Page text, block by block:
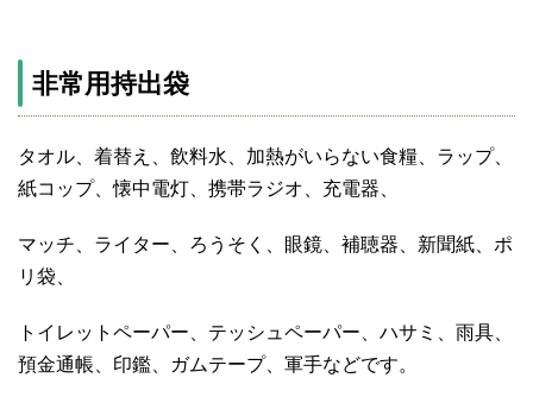
非常用持出袋
タオル、着替え、飲料水、加熱がいらない食糧、ラップ、
紙コップ、懐中電灯、携帯ラジオ、充電器、
マッチ、ライター、ろうそく、眼鏡、補聴器、新聞紙、ポ
リ袋、
トイレットペーパー、テッシュペーパー、ハサミ、雨具、
預金通帳、印鑑、ガムテープ、軍手などです。